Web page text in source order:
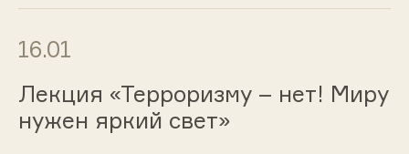
16.01
Лекция «Терроризму – нет! Миру
нужен яркий свет»